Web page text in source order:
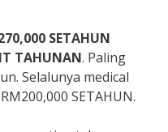
SETAHUN
TAHUNAN. Paling
Selalunya medical
SETAHUN.